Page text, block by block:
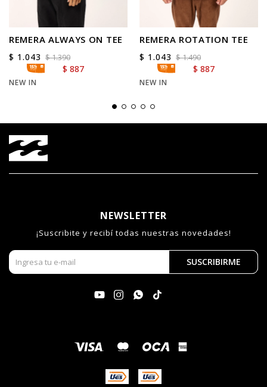
REMERA ALWAYS ON TEE
$ 1.043 $1.390
$ 887
NEW IN
REMERA ROTATION TEE
$ 1.043 $1.490
$ 887
NEW IN
NEWSLETTER
¡Suscribite y recibí todas nuestras novedades!
SUSCRIBIRME
   